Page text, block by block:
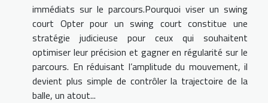
immédiats sur le parcours.Pourquoi viser un swing
court Opter pour un swing court constitue une
stratégie judicieuse pour ceux qui souhaitent
optimiser leur précision et gagner en régularité sur le
parcours. En réduisant l’amplitude du mouvement, il
devient plus simple de contrôler la trajectoire de la
balle, un atout...